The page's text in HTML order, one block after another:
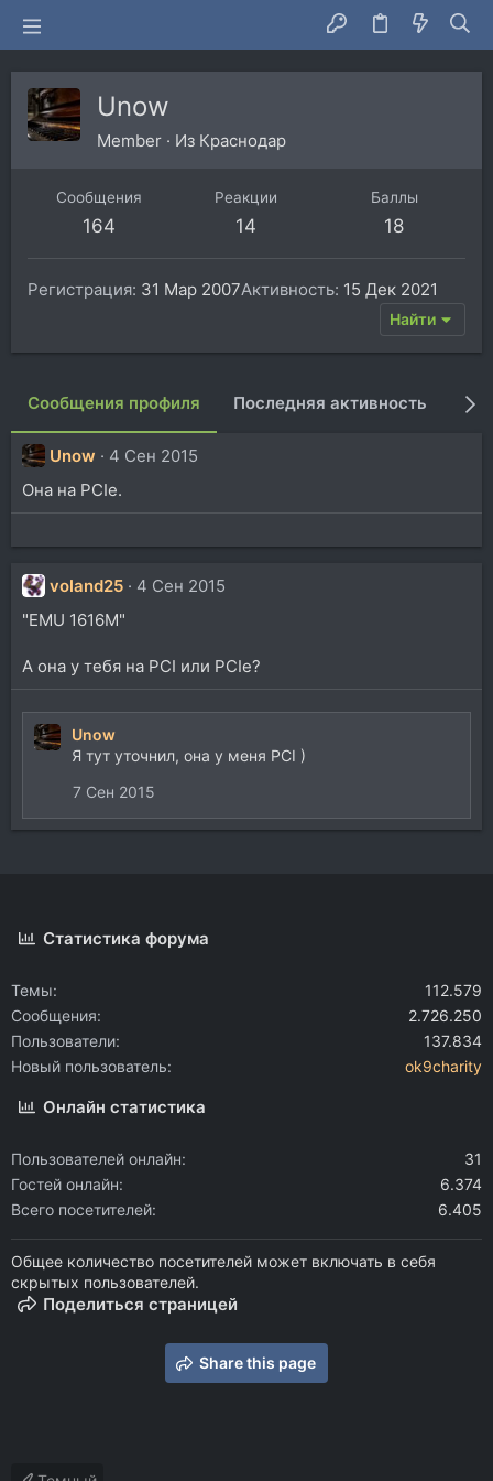
Unow
Member · Из Краснодар
Сообщения
164
Реакции
14
Баллы
18
Регистрация 31 Мар 2007Активность 15 Дек 2021
Найти
Сообщения профиля Последняя активность
Unow
4 Сен 2015
Она на PCIe.
voland25
4 Сен 2015
"EMU 1616M"
А она у тебя на PCI или PCIe?
Unow
Я тут уточнил, она у меня PCI )
7 Сен 2015
Статистика форума
Темы
112.579
Сообщения
2.726.250
Пользователи
137.834
Новый пользователь
ok9charity
Онлайн статистика
Пользователей онлайн
31
Гостей онлайн
6.374
Всего посетителей
6.405
Общее количество посетителей может включать в себя
скрытых пользователей.
Поделиться страницей
Share this page